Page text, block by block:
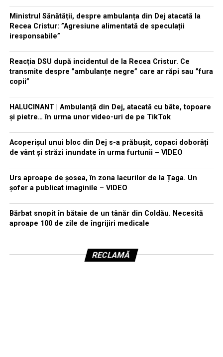
Ministrul Sănătății, despre ambulanța din Dej atacată la
Recea Cristur: ”Agresiune alimentată de speculații
iresponsabile”
Reacția DSU după incidentul de la Recea Cristur. Ce
transmite despre ”ambulanțe negre” care ar răpi sau ”fura
copii”
HALUCINANT | Ambulanță din Dej, atacată cu bâte, topoare
și pietre… în urma unor video-uri de pe TikTok
Acoperișul unui bloc din Dej s-a prăbușit, copaci doborâți
de vânt și străzi inundate în urma furtunii – VIDEO
Urs aproape de șosea, în zona lacurilor de la Țaga. Un
șofer a publicat imaginile – VIDEO
Bărbat snopit în bătaie de un tânăr din Coldău. Necesită
aproape 100 de zile de îngrijiri medicale
RECLAMĂ